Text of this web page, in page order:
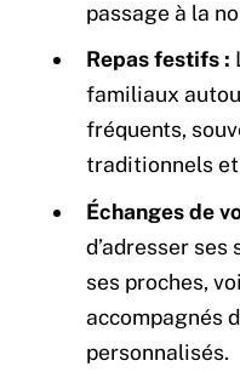
passage à la
Repas festifs :
familiaux
fréquents,
traditionnels
Échanges de
d’adresser ses
ses proches,
accompagnés
personnalisés.